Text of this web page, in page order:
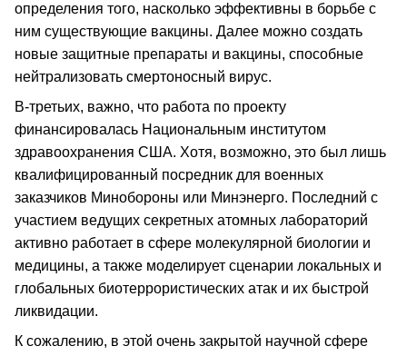
определения того, насколько эффективны в борьбе с
ним существующие вакцины. Далее можно создать
новые защитные препараты и вакцины, способные
нейтрализовать смертоносный вирус.
В-третьих, важно, что работа по проекту
финансировалась Национальным институтом
здравоохранения США. Хотя, возможно, это был лишь
квалифицированный посредник для военных
заказчиков Минобороны или Минэнерго. Последний с
участием ведущих секретных атомных лабораторий
активно работает в сфере молекулярной биологии и
медицины, а также моделирует сценарии локальных и
глобальных биотеррористических атак и их быстрой
ликвидации.
К сожалению, в этой очень закрытой научной сфере